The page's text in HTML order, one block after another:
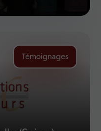
Témoignages